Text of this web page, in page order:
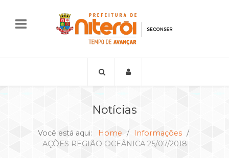
Notícias
Você está aqui: Home
Informações
AÇÕES REGIÃO OCEÂNICA 25/07/2018